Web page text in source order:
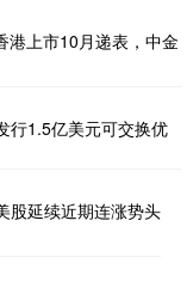
港上市10月递表，中金
行1.5亿美元可交换优
股延续近期连涨势头